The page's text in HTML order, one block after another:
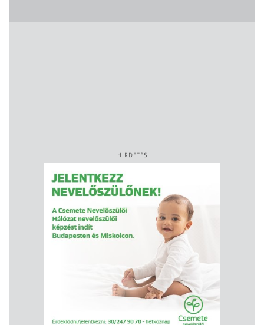
HIRDETÉS